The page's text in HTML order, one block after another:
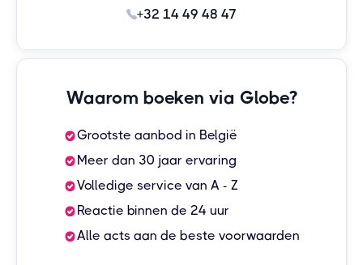
+32 14 49 48 47
Waarom boeken via Globe?
Grootste aanbod in België
Meer dan 30 jaar ervaring
Volledige service van A - Z
Reactie binnen de 24 uur
Alle acts aan de beste voorwaarden